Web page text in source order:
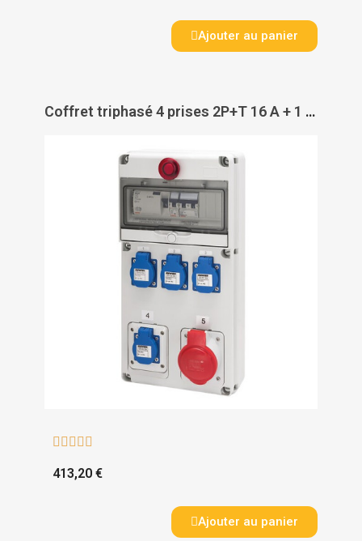
Ajouter au panier
Coffret triphasé 4 prises 2P+T 16 A + 1 socle 3P+N+T 32 A - GEWISS
    
413,20 €
Ajouter au panier